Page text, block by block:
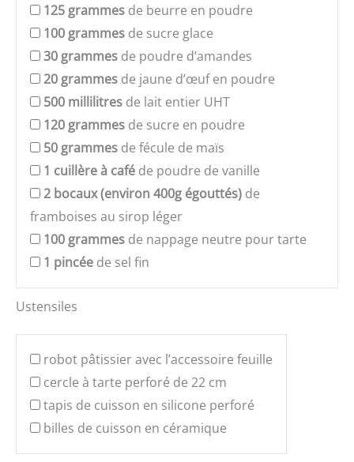
125 grammes de beurre en poudre
100 grammes de sucre glace
30 grammes de poudre d’amandes
20 grammes de jaune d’œuf en poudre
500 millilitres de lait entier UHT
120 grammes de sucre en poudre
50 grammes de fécule de maïs
1 cuillère à café de poudre de vanille
2 bocaux (environ 400g égouttés) de
framboises au sirop léger
100 grammes de nappage neutre pour tarte
1 pincée de sel fin
Ustensiles
robot pâtissier avec l’accessoire feuille
cercle à tarte perforé de 22 cm
tapis de cuisson en silicone perforé
billes de cuisson en céramique